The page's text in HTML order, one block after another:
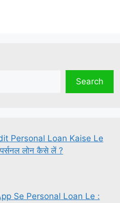
Search
Personal Loan Kaise Le
लोन कैसे लें ?
Se Personal Loan Le :